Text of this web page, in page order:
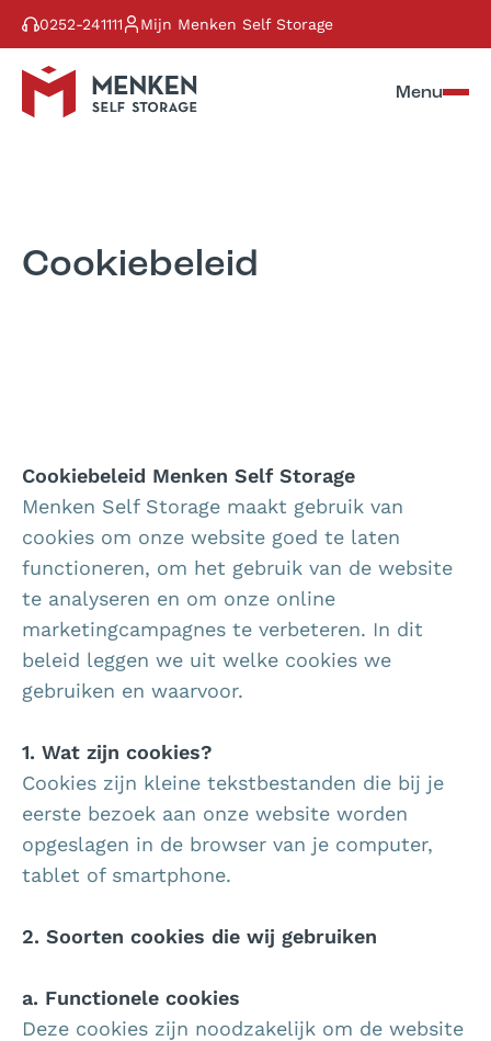
Skip to content
0252-241111 Mijn Menken Self Storage
Menu
Cookiebeleid
Cookiebeleid Menken Self Storage
Menken Self Storage maakt gebruik van
cookies om onze website goed te laten
functioneren, om het gebruik van de website
te analyseren en om onze online
marketingcampagnes te verbeteren. In dit
beleid leggen we uit welke cookies we
gebruiken en waarvoor.
1. Wat zijn cookies?
Cookies zijn kleine tekstbestanden die bij je
eerste bezoek aan onze website worden
opgeslagen in de browser van je computer,
tablet of smartphone.
2. Soorten cookies die wij gebruiken
a. Functionele cookies
Deze cookies zijn noodzakelijk om de website